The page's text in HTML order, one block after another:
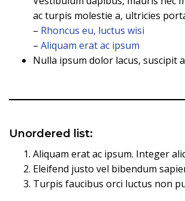
ac turpis molestie a, ultricies
– Rhoncus eu, luctus wisi
– Aliquam erat ac ipsum
Nulla ipsum dolor lacus, suscipit
Unordered list:
Aliquam erat ac ipsum. Integer
Eleifend justo vel bibendum
Turpis faucibus orci luctus non